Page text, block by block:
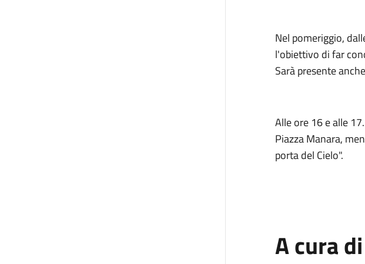
Nel pomeriggio,
l'obiettivo di far
Sarà presente
Alle ore 16 e alle
Piazza Manara,
porta del Cielo".
A cura di